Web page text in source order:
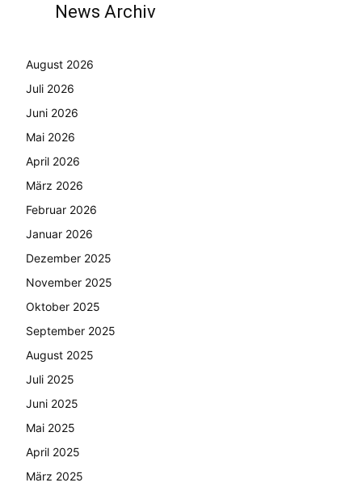
News Archiv
August 2026
Juli 2026
Juni 2026
Mai 2026
April 2026
März 2026
Februar 2026
Januar 2026
Dezember 2025
November 2025
Oktober 2025
September 2025
August 2025
Juli 2025
Juni 2025
Mai 2025
April 2025
März 2025